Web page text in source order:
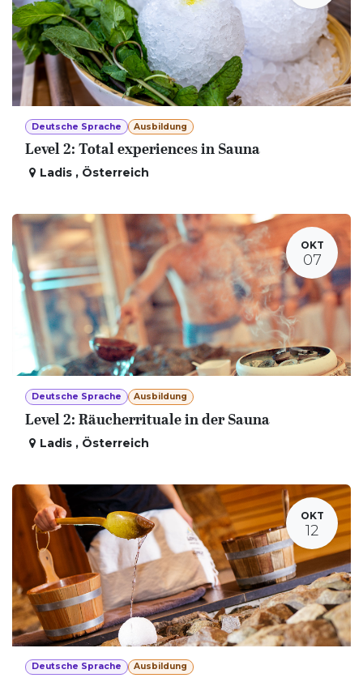
Deutsche Sprache Ausbildung
Level 2: Total experiences in Sauna
Ladis , Österreich
OKT
07
Deutsche Sprache Ausbildung
Level 2: Räucherrituale in der Sauna
Ladis , Österreich
OKT
12
Deutsche Sprache Ausbildung